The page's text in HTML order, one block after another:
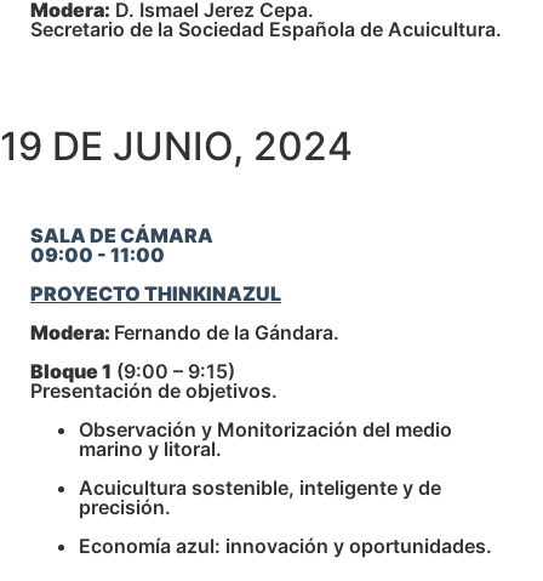
Modera: D. Ismael Jerez Cepa.
Secretario de la Sociedad Española de Acuicultura.
19 DE JUNIO, 2024
SALA DE CÁMARA
09:00 - 11:00
PROYECTO THINKINAZUL
Modera: Fernando de la Gándara.
Bloque 1 (9:00 – 9:15)
Presentación de objetivos.
Observación y Monitorización del medio
marino y litoral.
Acuicultura sostenible, inteligente y de
precisión.
Economía azul: innovación y oportunidades.